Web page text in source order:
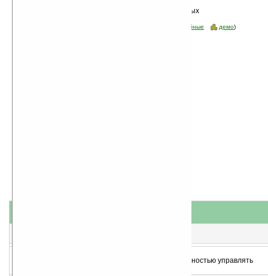
Сортировка по дате, начиная с новых
пробные демо)
Плагин для Today, который даст возможность полностью управлять